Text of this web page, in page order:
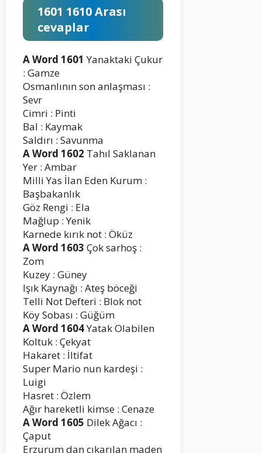
1601 1610 Arası
cevaplar
A Word 1601 Yanaktaki Çukur
: Gamze
Osmanlının son anlaşması :
Sevr
Cimri : Pinti
Bal : Kaymak
Saldırı : Savunma
A Word 1602 Tahıl Saklanan
Yer : Ambar
Milli Yas İlan Eden Kurum :
Başbakanlık
Göz Rengi : Ela
Mağlup : Yenik
Karnede kırık not : Öküz
A Word 1603 Çok sarhoş :
Zom
Kuzey : Güney
Işık Kaynağı : Ateş böceği
Telli Not Defteri : Blok not
Köy Sobası : Güğüm
A Word 1604Yatak Olabilen
Koltuk : Çekyat
Hakaret : İltifat
Super Mario nun kardeşi :
Luigi
Hasret : Özlem
Ağır hareketli kimse : Cenaze
A Word 1605 Dilek Ağacı :
Çaput
Erzurum dan çıkarılan maden